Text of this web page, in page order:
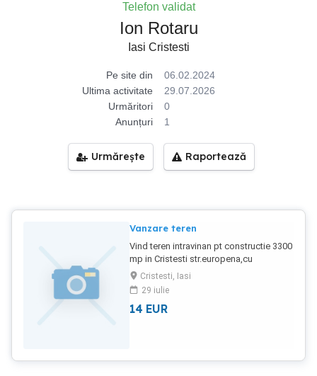
Telefon validat
Ion Rotaru
Iasi Cristesti
Pe site din
06.02.2024
Ultima activitate
29.07.2026
Urmăritori
0
Anunțuri
1
Urmărește Raportează
Vanzare teren
Vind teren intravinan pt constructie 3300
mp in Cristesti str.europena,cu
intabulare
Cristesti, Iasi
29 iulie
14 EUR